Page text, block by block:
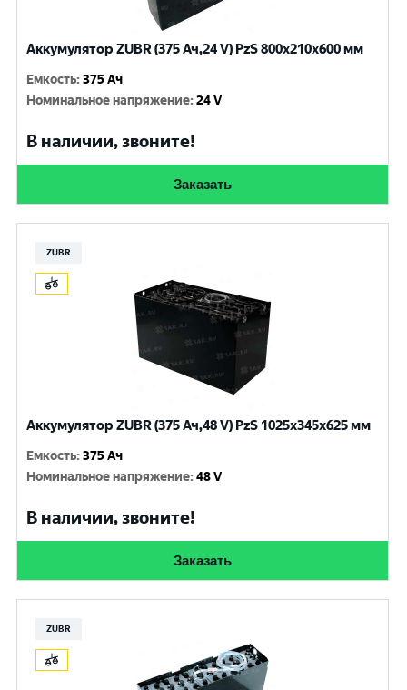
Аккумулятор ZUBR (375 Ач,24 V) PzS 800x210x600 мм
Емкость:375 Ач
Номинальное напряжение:24 V
В наличии, звоните!
Заказать
ZUBR
Аккумулятор ZUBR (375 Ач,48 V) PzS 1025x345x625 мм
Емкость:375 Ач
Номинальное напряжение:48 V
В наличии, звоните!
Заказать
ZUBR